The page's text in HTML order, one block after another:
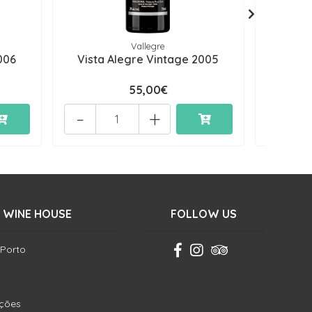
Vallegre
Vista Alegre Vintage 2005
55,00€
+
-
HOUSE FOLLOW US